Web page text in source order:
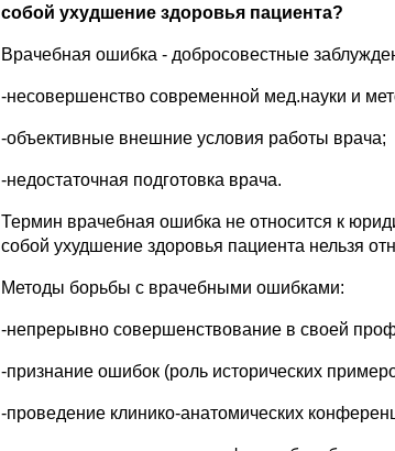
собой ухудшение здоровья пациента?
Врачебная ошибка - добросовестные
-несовершенство современной мед.науки и
-объективные внешние условия работы врача;
-недостаточная подготовка врача.
Термин врачебная ошибка не относится к
собой ухудшение здоровья пациента нельзя
Методы борьбы с врачебными ошибками:
-непрерывно совершенствование в своей
-признание ошибок (роль исторических
-проведение клинико-анатомических